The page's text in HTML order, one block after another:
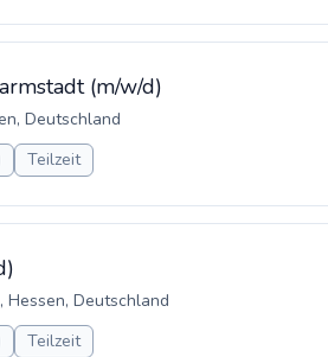
(m/w/d)
Deutschland
Teilzeit
Hessen, Deutschland
Teilzeit